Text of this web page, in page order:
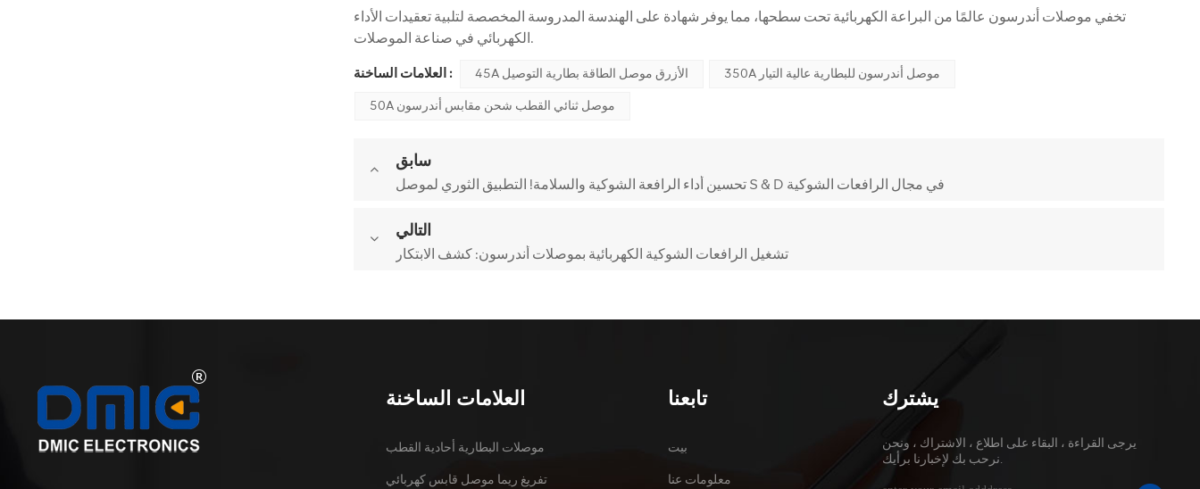
تخفي موصلات أندرسون عالمًا من البراعة الكهربائية تحت سطحها، مما يوفر شهادة على الهندسة المدروسة المخصصة لتلبية تعقيدات الأداء
الكهربائي في صناعة الموصلات.
العلامات الساخنة : 45A الأزرق موصل الطاقة بطارية التوصيل 350A موصل أندرسون للبطارية عالية التيار
50A موصل ثنائي القطب شحن مقابس أندرسون
سابق
تحسين أداء الرافعة الشوكية والسلامة! التطبيق الثوري لموصل S & D في مجال الرافعات الشوكية
التالي
تشغيل الرافعات الشوكية الكهربائية بموصلات أندرسون: كشف الابتكار
العلامات الساخنة
موصلات البطارية أحادية القطب
تفريغ ريما موصل قابس كهربائي
تابعنا
بيت
معلومات عنا
يشترك
يرجى القراءة ، البقاء على اطلاع ، الاشتراك ، ونحن
نرحب بك لإخبارنا برأيك.